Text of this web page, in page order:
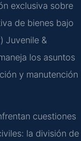
exclusiva sobre
de bienes bajo
Juvenile &
los asuntos
y manutención
cuestiones
la división de